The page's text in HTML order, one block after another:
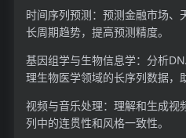
时间序列预测：预测金融市场、
长周期趋势，提高预测精度。
基因组学与生物信息学：分析
理生物医学领域的长序列数据，
视频与音乐处理：理解和生成视
列中的连贯性和风格一致性。